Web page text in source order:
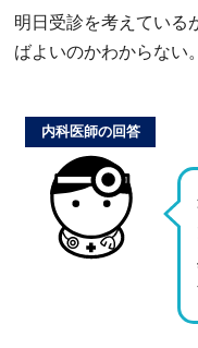
明日受診を考えている
ばよいのかわからない。
内科医師の回答